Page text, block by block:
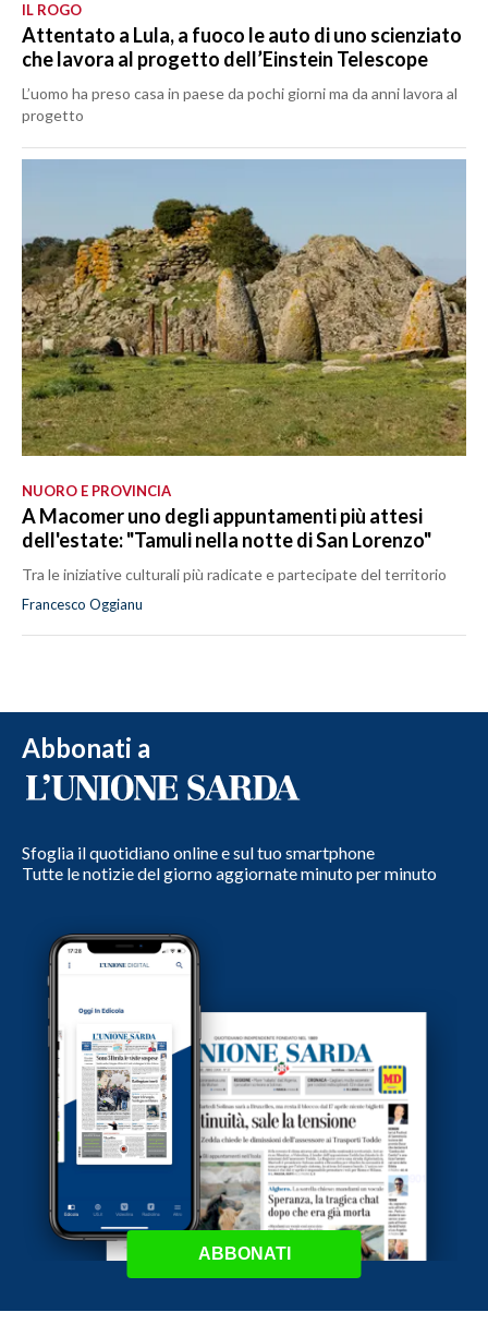
IL ROGO
Attentato a Lula, a fuoco le auto di uno scienziato
che lavora al progetto dell’Einstein Telescope
L’uomo ha preso casa in paese da pochi giorni ma da anni lavora al
progetto
NUORO E PROVINCIA
A Macomer uno degli appuntamenti più attesi
dell'estate: "Tamuli nella notte di San Lorenzo"
Tra le iniziative culturali più radicate e partecipate del territorio
Francesco Oggianu
Abbonati a
Sfoglia il quotidiano online e sul tuo smartphone
Tutte le notizie del giorno aggiornate minuto per minuto
ABBONATI